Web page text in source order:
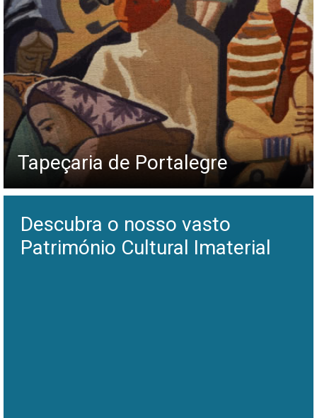
Tapeçaria de Portalegre
Descubra o nosso vasto
Património Cultural Imaterial